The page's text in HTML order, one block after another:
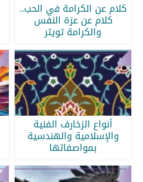
كلام عن الكرامة في الحب..
كلام عن عزة النفس
والكرامة تويتر
أنواع الزخارف الفنية
والإسلامية والهندسية
بمواصفاتها